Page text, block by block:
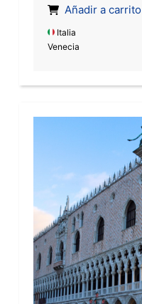
Añadir a carrito
Italia
Venecia